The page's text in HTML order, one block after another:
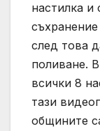
настилка и
след това
поливане.
всички 8
тази
общините